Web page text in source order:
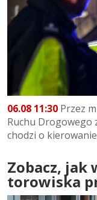
06.08 11:30 Przez
Ruchu Drogowego
chodzi o
Zobacz, jak
torowiska